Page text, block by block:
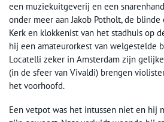
een muziekuitgeverij en een
onder meer aan Jakob Potholt, de
Kerk en klokkenist van het stadhuis op
hij een amateurorkest van welgestelde
Locatelli zeker in Amsterdam zijn
(in de sfeer van Vivaldi) brengen
het voorhoofd.
Een vetpot was het intussen niet en hij